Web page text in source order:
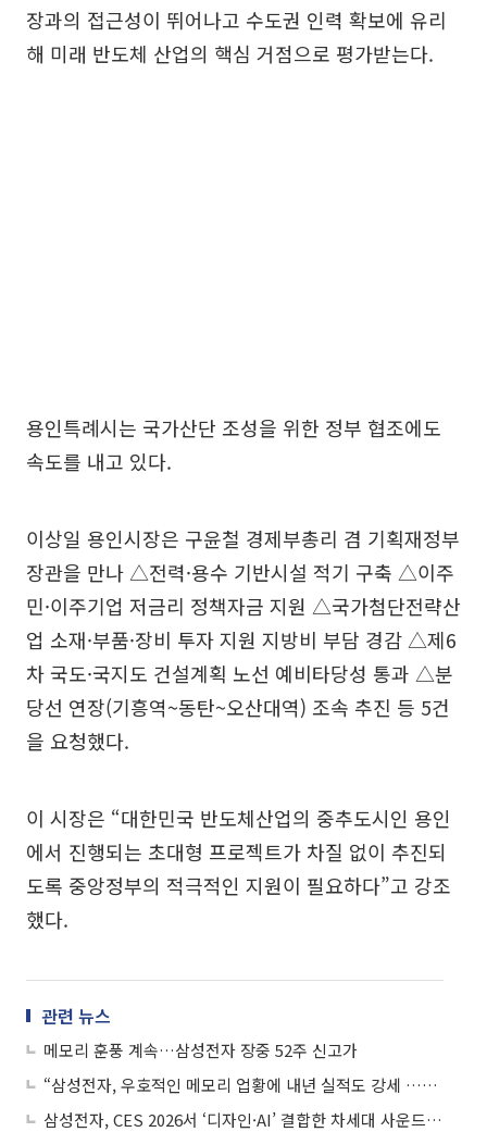
장과의 접근성이 뛰어나고 수도권 인력 확보에 유리
해 미래 반도체 산업의 핵심 거점으로 평가받는다.
용인특례시는 국가산단 조성을 위한 정부 협조에도
속도를 내고 있다.
이상일 용인시장은 구윤철 경제부총리 겸 기획재정부
장관을 만나 △전력·용수 기반시설 적기 구축 △이주
민·이주기업 저금리 정책자금 지원 △국가첨단전략산
업 소재·부품·장비 투자 지원 지방비 부담 경감 △제6
차 국도·국지도 건설계획 노선 예비타당성 통과 △분
당선 연장(기흥역~동탄~오산대역) 조속 추진 등 5건
을 요청했다.
이 시장은 “대한민국 반도체산업의 중추도시인 용인
에서 진행되는 초대형 프로젝트가 차질 없이 추진되
도록 중앙정부의 적극적인 지원이 필요하다”고 강조
했다.
관련 뉴스
메모리 훈풍 계속…삼성전자 장중 52주 신고가
“삼성전자, 우호적인 메모리 업황에 내년 실적도 강세 …목표가 15만5000원”
삼성전자, CES 2026서 ‘디자인·AI’ 결합한 차세대 사운드 기기 공개